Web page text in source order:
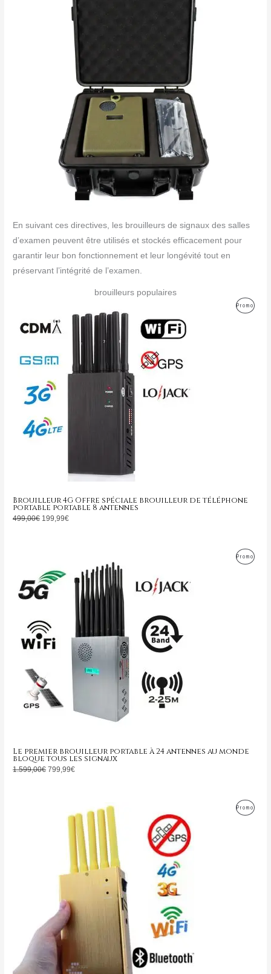
En suivant ces directives, les brouilleurs de signaux des salles
d’examen peuvent être utilisés et stockés efficacement pour
garantir leur bon fonctionnement et leur longévité tout en
préservant l’intégrité de l’examen.
brouilleurs populaires
Promo
Brouilleur 4G Offre spéciale brouilleur de téléphone
portable portable 8 antennes
499,00€
était :
499,00€.
199,99€
actuel
199,99€.
Promo
Le premier brouilleur portable à 24 antennes au monde
bloque tous les signaux
1.599,00€
était :
1.599,00€.
799,99€
actuel
est :
799,99€.
Promo
prix
actuel
est :
169,99€.